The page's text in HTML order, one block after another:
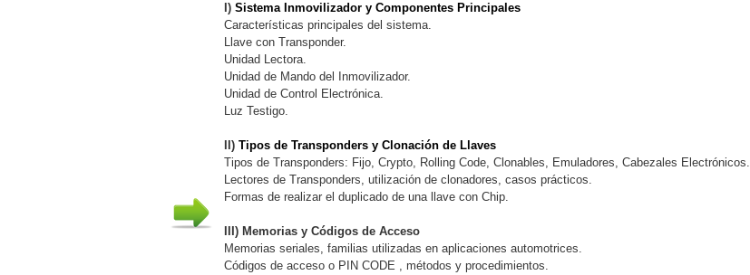
I) Sistema Inmovilizador y Componentes Principales
Características principales del sistema.
Llave con Transponder.
Unidad Lectora.
Unidad de Mando del Inmovilizador.
Unidad de Control Electrónica.
Luz Testigo.
II) Tipos de Transponders y Clonación de Llaves
Tipos de Transponders: Fijo, Crypto, Rolling Code, Clonables, Emuladores, Cabezales Electrónicos.
Lectores de Transponders, utilización de clonadores, casos prácticos.
Formas de realizar el duplicado de una llave con Chip.
III) Memorias y Códigos de Acceso
Memorias seriales, familias utilizadas en aplicaciones automotrices.
Códigos de acceso o PIN CODE , métodos y procedimientos.